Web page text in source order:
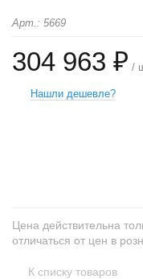
Арт.: 5669
304 963 ₽ /
Нашли дешевле?
Цена действительна
отличаться от цен в
К списку товаров